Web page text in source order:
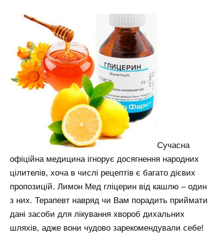
Сучасна
офіційна медицина ігнорує досягнення народних
цілителів, хоча в числі рецептів є багато дієвих
пропозицій. Лимон Мед гліцерин від кашлю – один
з них. Терапевт навряд чи Вам порадить приймати
дані засоби для лікування хвороб дихальних
шляхів, адже вони чудово зарекомендували себе!